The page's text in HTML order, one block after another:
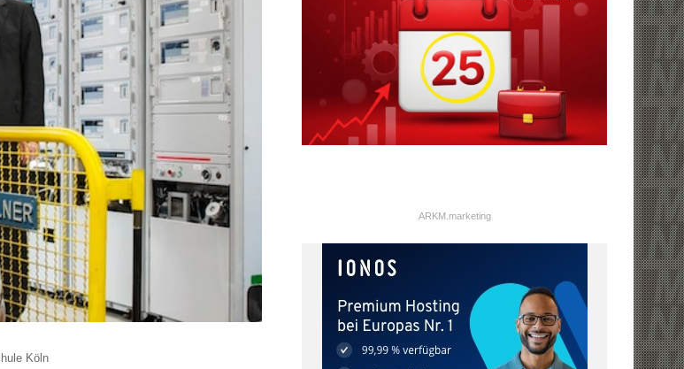
Köln
ARKM.marketing